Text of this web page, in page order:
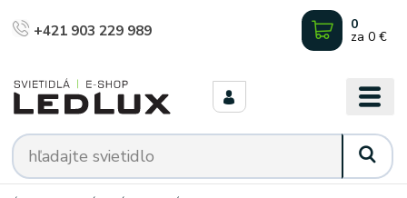
+421 903 229 989 0
za 0 €